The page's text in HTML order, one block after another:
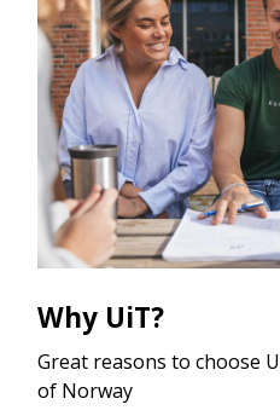
Why UiT?
Great reasons to choose
of Norway